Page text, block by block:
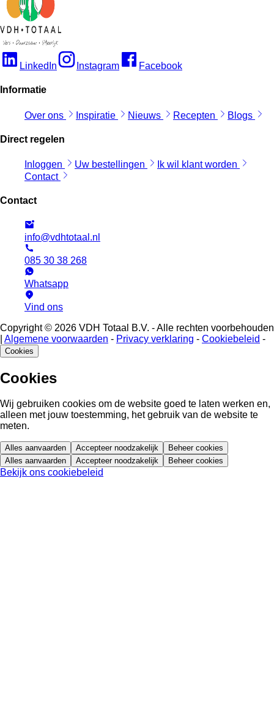
LinkedIn Instagram Facebook
Informatie
Over ons Inspiratie Nieuws Recepten Blogs
Direct regelen
Inloggen Uw bestellingen
Ik wil klant worden
Contact
Contact
info@vdhtotaal.nl
085 30 38 268
Whatsapp
Vind ons
Copyright © 2026 VDH Totaal B.V. - Alle rechten voorbehouden
Algemene voorwaarden - Privacy verklaring - Cookiebeleid -
Cookies
Cookies
Wij gebruiken cookies om de website goed te laten werken en,
alleen met jouw toestemming, het gebruik van de website te
meten.
Alles aanvaarden Accepteer noodzakelijk
Beheer cookies
Alles aanvaarden
Accepteer noodzakelijk Beheer cookies
Bekijk ons cookiebeleid